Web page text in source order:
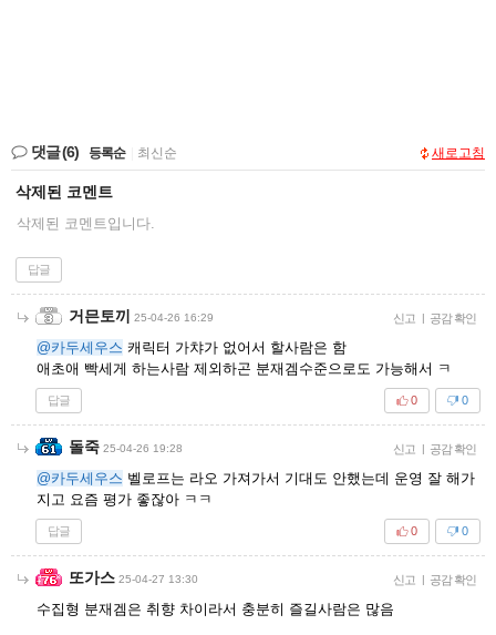
댓글(6) 등록순 최신순 새로고침
삭제된 코멘트
삭제된 코멘트입니다.
답글
거믄토끼 25-04-26 16:29 신고 | 공감 확인
@카두세우스 캐릭터 가챠가 없어서 할사람은 함
애초애 빡세게 하는사람 제외하곤 분재겜수준으로도 가능해서 ㅋ
답글 0
0
돌죽 25-04-26 19:28 신고 | 공감 확인
@카두세우스 벨로프는 라오 가져가서 기대도 안했는데 운영 잘 해가
지고 요즘 평가 좋잖아 ㅋㅋ
답글 0
0
또가스 25-04-27 13:30 신고 | 공감 확인
수집형 분재겜은 취향 차이라서 충분히 즐길사람은 많음